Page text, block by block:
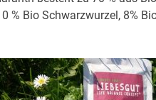
% Bio Schwarzwurzel, 8%